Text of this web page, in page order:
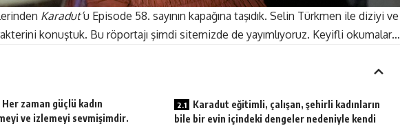
Karadut’u Episode 58. sayının kapağına taşıdık. Selin Türkmen ile diziyi ve
konuştuk. Bu röportajı şimdi sitemizde de yayımlıyoruz. Keyifli okumalar…
zaman güçlü kadın
ve izlemeyi sevmişimdir.
Karadut eğitimli, çalışan, şehirli kadınların
bile bir evin içindeki dengeler nedeniyle kendi